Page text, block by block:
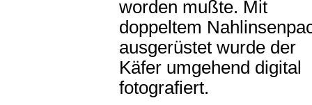
worden mußte. Mit
doppeltem
ausgerüstet wurde der
Käfer umgehend digital
fotografiert.